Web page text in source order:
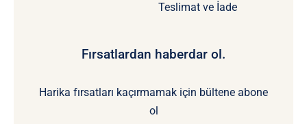
Teslimat ve İade
Fırsatlardan haberdar ol.
Harika fırsatları kaçırmamak için bültene abone
ol